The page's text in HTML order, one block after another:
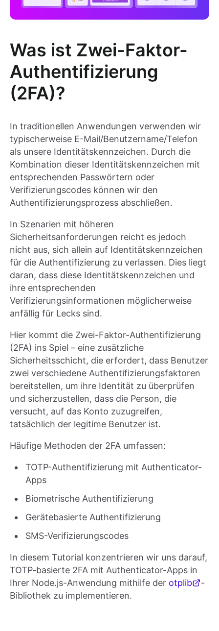
Was ist Zwei-Faktor-
Authentifizierung
(2FA)?
In traditionellen Anwendungen verwenden wir
typischerweise E-Mail/Benutzername/Telefon
als unsere Identitätskennzeichen. Durch die
Kombination dieser Identitätskennzeichen mit
entsprechenden Passwörtern oder
Verifizierungscodes können wir den
Authentifizierungsprozess abschließen.
In Szenarien mit höheren
Sicherheitsanforderungen reicht es jedoch
nicht aus, sich allein auf Identitätskennzeichen
für die Authentifizierung zu verlassen. Dies liegt
daran, dass diese Identitätskennzeichen und
ihre entsprechenden
Verifizierungsinformationen möglicherweise
anfällig für Lecks sind.
Hier kommt die Zwei-Faktor-Authentifizierung
(2FA) ins Spiel – eine zusätzliche
Sicherheitsschicht, die erfordert, dass Benutzer
zwei verschiedene Authentifizierungsfaktoren
bereitstellen, um ihre Identität zu überprüfen
und sicherzustellen, dass die Person, die
versucht, auf das Konto zuzugreifen,
tatsächlich der legitime Benutzer ist.
Häufige Methoden der 2FA umfassen:
TOTP-Authentifizierung mit Authenticator-
Apps
Biometrische Authentifizierung
Gerätebasierte Authentifizierung
SMS-Verifizierungscodes
In diesem Tutorial konzentrieren wir uns darauf,
TOTP-basierte 2FA mit Authenticator-Apps in
Ihrer Node.js-Anwendung mithilfe der otplib
-
Bibliothek zu implementieren.